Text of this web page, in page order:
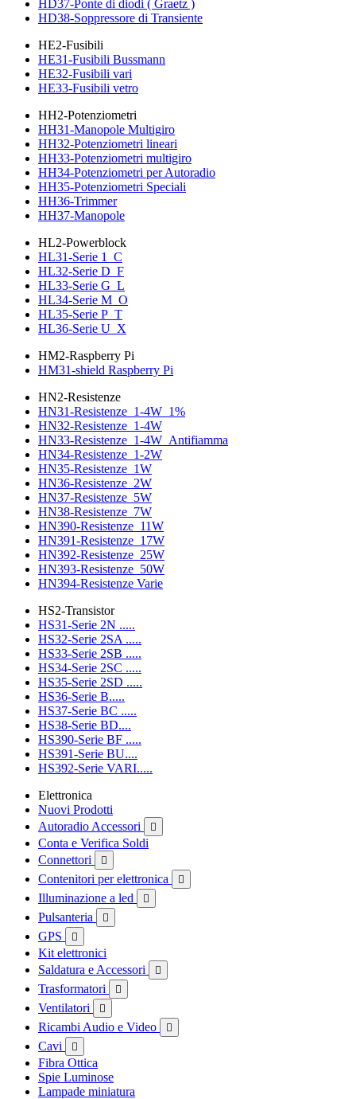
HD37-Ponte di diodi ( Graetz )
HD38-Soppressore di Transiente
HE2-Fusibili
HE31-Fusibili Bussmann
HE32-Fusibili vari
HE33-Fusibili vetro
HH2-Potenziometri
HH31-Manopole Multigiro
HH32-Potenziometri lineari
HH33-Potenziometri multigiro
HH34-Potenziometri per Autoradio
HH35-Potenziometri Speciali
HH36-Trimmer
HH37-Manopole
HL2-Powerblock
HL31-Serie 1_C
HL32-Serie D_F
HL33-Serie G_L
HL34-Serie M_O
HL35-Serie P_T
HL36-Serie U_X
HM2-Raspberry Pi
HM31-shield Raspberry Pi
HN2-Resistenze
HN31-Resistenze_1-4W_1%
HN32-Resistenze_1-4W
HN33-Resistenze_1-4W_Antifiamma
HN34-Resistenze_1-2W
HN35-Resistenze_1W
HN36-Resistenze_2W
HN37-Resistenze_5W
HN38-Resistenze_7W
HN390-Resistenze_11W
HN391-Resistenze_17W
HN392-Resistenze_25W
HN393-Resistenze_50W
HN394-Resistenze Varie
HS2-Transistor
HS31-Serie 2N .....
HS32-Serie 2SA .....
HS33-Serie 2SB .....
HS34-Serie 2SC .....
HS35-Serie 2SD .....
HS36-Serie B.....
HS37-Serie BC .....
HS38-Serie BD....
HS390-Serie BF .....
HS391-Serie BU....
HS392-Serie VARI.....
Elettronica
Nuovi Prodotti
Autoradio Accessori

Conta e Verifica Soldi
Connettori

Contenitori per elettronica 
Illuminazione a led 
Pulsanteria 
GPS 
Kit elettronici
Saldatura e Accessori

Trasformatori 
Ventilatori 
Ricambi Audio e Video 
Cavi 
Fibra Ottica
Spie Luminose
Lampade miniatura